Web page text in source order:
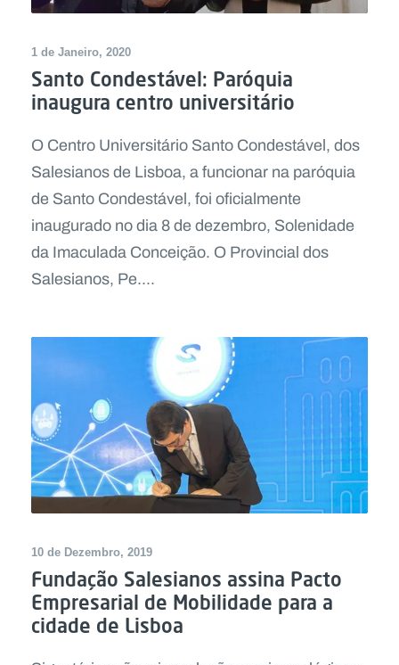
1 de Janeiro, 2020
Santo Condestável: Paróquia
inaugura centro universitário
O Centro Universitário Santo Condestável, dos
Salesianos de Lisboa, a funcionar na paróquia
de Santo Condestável, foi oficialmente
inaugurado no dia 8 de dezembro, Solenidade
da Imaculada Conceição. O Provincial dos
Salesianos, Pe....
10 de Dezembro, 2019
Fundação Salesianos assina Pacto
Empresarial de Mobilidade para a
cidade de Lisboa